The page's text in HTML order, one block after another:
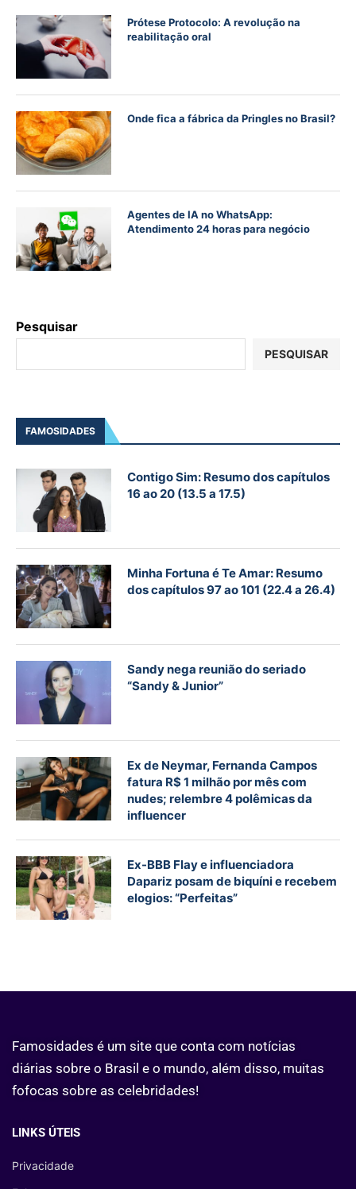
Prótese Protocolo: A revolução na
reabilitação oral
Onde fica a fábrica da Pringles no Brasil?
Agentes de IA no WhatsApp:
Atendimento 24 horas para negócio
Pesquisar
PESQUISAR
FAMOSIDADES
Contigo Sim: Resumo dos capítulos
16 ao 20 (13.5 a 17.5)
Minha Fortuna é Te Amar: Resumo
dos capítulos 97 ao 101 (22.4 a 26.4)
Sandy nega reunião do seriado
“Sandy & Junior”
Ex de Neymar, Fernanda Campos
fatura R$ 1 milhão por mês com
nudes; relembre 4 polêmicas da
influencer
Ex-BBB Flay e influenciadora
Dapariz posam de biquíni e recebem
elogios: “Perfeitas”
Famosidades é um site que conta com notícias
diárias sobre o Brasil e o mundo, além disso, muitas
fofocas sobre as celebridades!
LINKS ÚTEIS
Privacidade